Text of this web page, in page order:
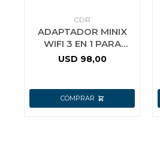
CDR
ADAPTADOR MINIX
WIFI 3 EN 1 PARA
CARPLAY Y ANDROID
USD 98,00